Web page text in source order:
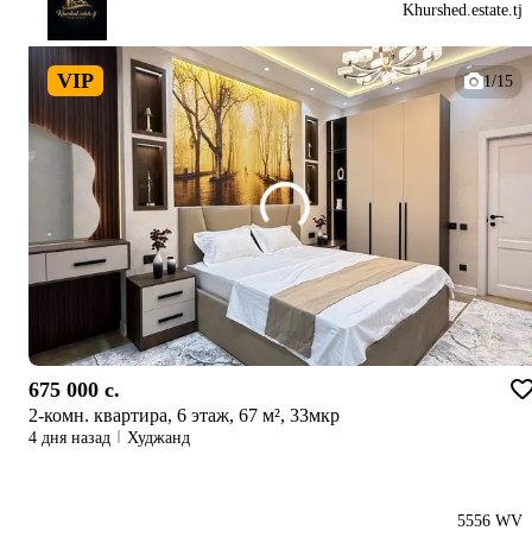
Khurshed.estate.tj
VIP 1/15
675 000 c.
2-комн. квартира, 6 этаж, 67 м², 33мкр
4 дня назад Худжанд
5556 WV